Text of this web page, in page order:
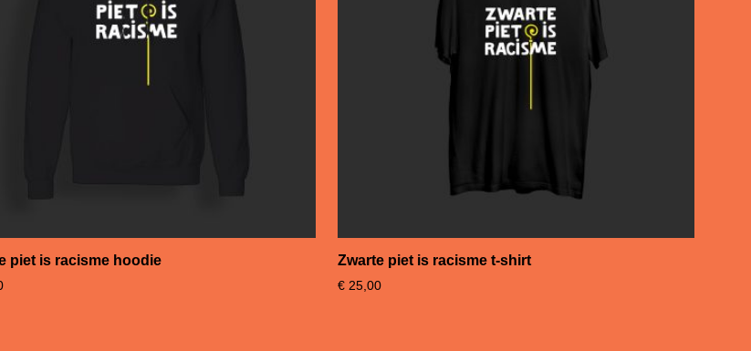
piet is racisme hoodie Zwarte piet is racisme t-shirt
€ 25,00